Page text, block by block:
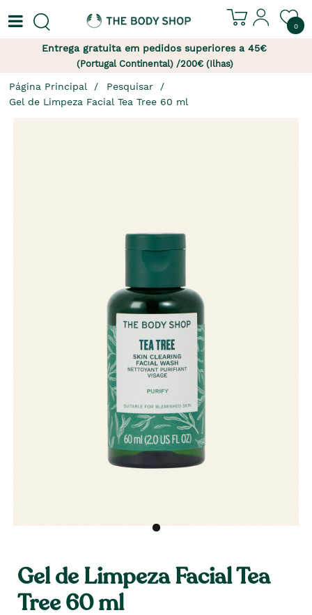
0
Entrega gratuita em pedidos superiores a 45€
(Portugal Continental) /200€ (Ilhas)
Página Principal
Pesquisar
Gel de Limpeza Facial Tea Tree 60 ml
Gel de Limpeza Facial Tea
Tree 60 ml